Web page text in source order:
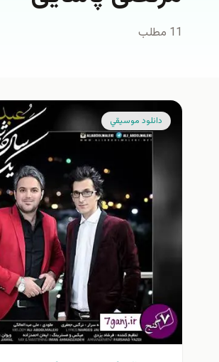
11 مطلب
دانلود موسيقي